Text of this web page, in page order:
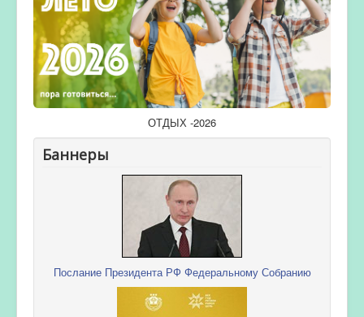
ОТДЫХ -2026
Баннеры
Послание Президента РФ Федеральному Собранию